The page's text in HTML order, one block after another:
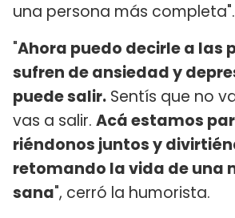
una persona más completa".
"Ahora puedo decirle a las
sufren de ansiedad y
puede salir. Sentís que no
vas a salir. Acá estamos
riéndonos juntos y
retomando la vida de una
sana", cerró la humorista.